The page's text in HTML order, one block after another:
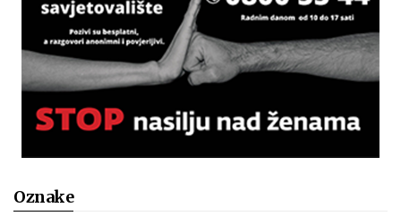
Oznake